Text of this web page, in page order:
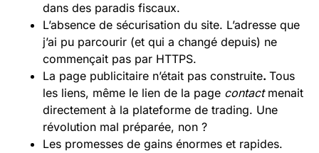
dans des paradis fiscaux.
L’absence de sécurisation du site. L’adresse que
j’ai pu parcourir (et qui a changé depuis) ne
commençait pas par HTTPS.
La page publicitaire n’était pas construite. Tous
les liens, même le lien de la page contactmenait
directement à la plateforme de trading. Une
révolution mal préparée, non ?
Les promesses de gains énormes et rapides.